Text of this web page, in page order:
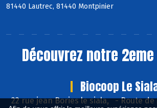
81440 Lautrec, 81440 Montpinier
Découvrez notre
Biocoop Le
22 rue jean Bories le siala,-Route de